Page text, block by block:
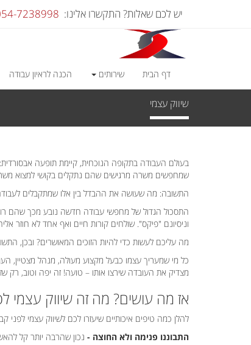
יש לכם שאלות? התקשרו אלינו: 7238998
דף הבית שירותים הכנה לראיון עבודה
שיווק עצמי
בעולם העבודה בתקופה הנוכחית, קיימת תופעה
שמחפשים משרה מרגישים שהם נתקלים בקושי למצוא
התשובה: מה שעושה את ההבדל בין אלו שמתקבלים
התסכול הגדול של מחפשי עבודה חדשה נובע מכך שהם
וניסיונם "פיקס". שולחים קורות חיים ואף אחד לא חוזר
מה עליכם לעשות כדי להיות הזוכים המאושרים? ובכן,
כל מי שמעריך עצמו כבעל מקצוע מעולה, מנהל מצטיין,
מצדיק את העובדה שירצו אותו – טועה! זה יפה וטוב, רק
אז מה עושים? מה זה שיווק עצמי
להלן כמה טיפים איכותיים שיעזרו לכם לשיווק עצמי לפני
התבוננו פנימה ולא החוצה - נכון שהרבה יותר קל